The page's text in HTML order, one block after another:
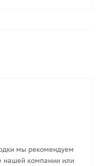
мы рекомендуем
нашей компании или